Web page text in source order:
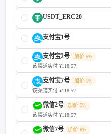
USDT_ERC20
支付宝1号
支付宝2号
加价 5%
该渠道实付 ¥118.57
支付宝7号
加价 5%
该渠道实付 ¥118.57
微信2号
加价 5%
该渠道实付 ¥118.57
微信7号
加价 6%